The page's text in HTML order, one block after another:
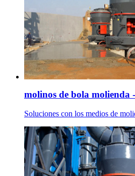
molinos de bola molienda
Soluciones con los medios de